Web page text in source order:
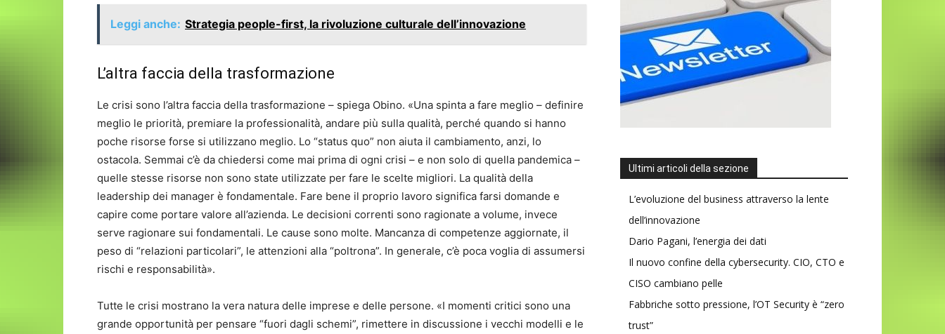
Leggi anche: Strategia people-first, la rivoluzione culturale dell’innovazione
L’altra faccia della trasformazione
Le crisi sono l’altra faccia della trasformazione – spiega Obino. «Una spinta a fare meglio – definire
meglio le priorità, premiare la professionalità, andare più sulla qualità, perché quando si hanno
poche risorse forse si utilizzano meglio. Lo “status quo” non aiuta il cambiamento, anzi, lo
ostacola. Semmai c’è da chiedersi come mai prima di ogni crisi – e non solo di quella pandemica –
quelle stesse risorse non sono state utilizzate per fare le scelte migliori. La qualità della
leadership dei manager è fondamentale. Fare bene il proprio lavoro significa farsi domande e
capire come portare valore all’azienda. Le decisioni correnti sono ragionate a volume, invece
serve ragionare sui fondamentali. Le cause sono molte. Mancanza di competenze aggiornate, il
peso di “relazioni particolari”, le attenzioni alla “poltrona”. In generale, c’è poca voglia di assumersi
rischi e responsabilità».
Tutte le crisi mostrano la vera natura delle imprese e delle persone. «I momenti critici sono una
grande opportunità per pensare “fuori dagli schemi”, rimettere in discussione i vecchi modelli e le
Ultimi articoli della sezione
L’evoluzione del business attraverso la lente
dell’innovazione
Dario Pagani, l’energia dei dati
Il nuovo confine della cybersecurity. CIO, CTO e
CISO cambiano pelle
Fabbriche sotto pressione, l’OT Security è “zero
trust”